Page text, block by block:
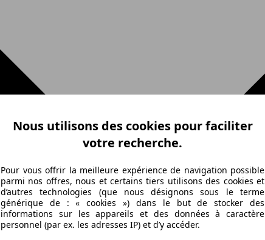
Nous utilisons des cookies pour faciliter
votre recherche.
Pour vous offrir la meilleure expérience de navigation possible
parmi nos offres, nous et certains tiers utilisons des cookies et
d’autres technologies (que nous désignons sous le terme
générique de : « cookies ») dans le but de stocker des
informations sur les appareils et des données à caractère
personnel (par ex. les adresses IP) et d’y accéder.